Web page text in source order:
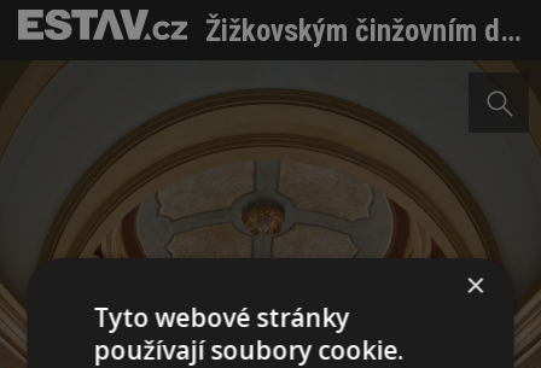
Žižkovským činžovním domům vdechnou nový život a prvorepublikovou noblesu
×
Tyto webové stránky
používají soubory cookie.